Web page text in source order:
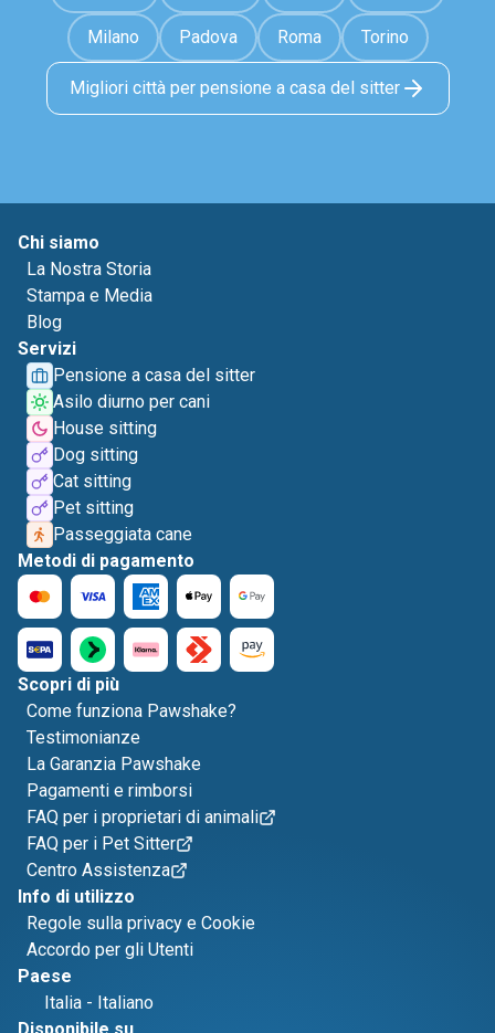
Milano Padova Roma Torino
Migliori città per pensione a casa del sitter
Chi siamo
La Nostra Storia
Stampa e Media
Blog
Servizi
Pensione a casa del sitter
Asilo diurno per cani
House sitting
Dog sitting
Cat sitting
Pet sitting
Passeggiata cane
Metodi di pagamento
Scopri di più
Come funziona Pawshake?
Testimonianze
La Garanzia Pawshake
Pagamenti e rimborsi
FAQ per i proprietari di animali
FAQ per i Pet Sitter
Centro Assistenza
Info di utilizzo
Regole sulla privacy e Cookie
Accordo per gli Utenti
Paese
Italia - Italiano